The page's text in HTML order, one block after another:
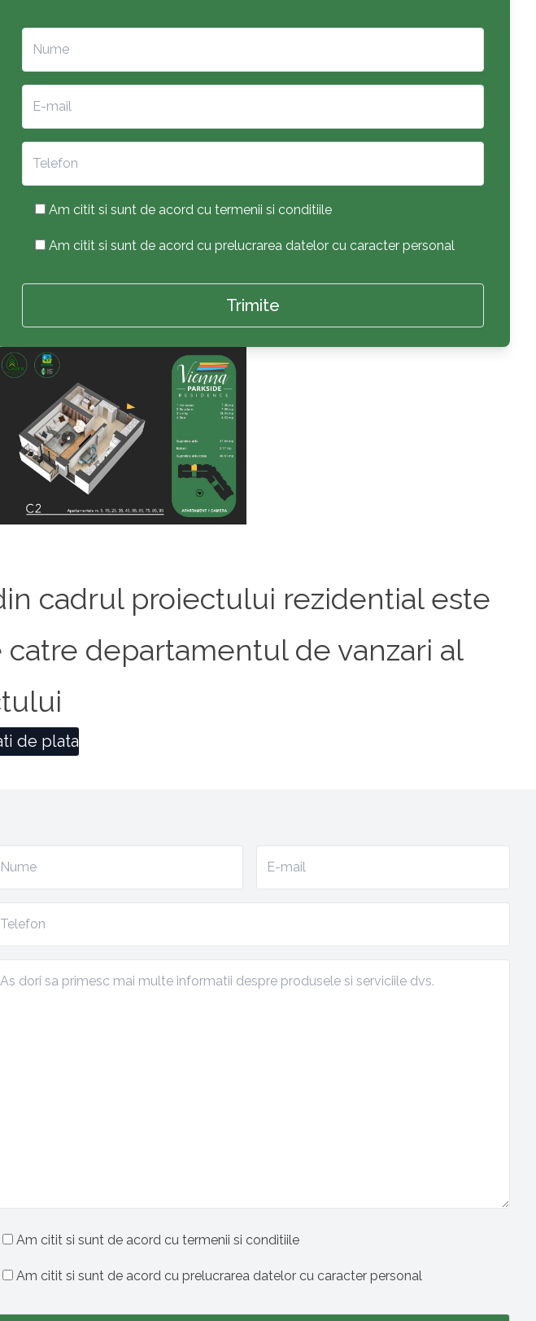
Am citit si sunt de acord cu termenii si conditiile
Am citit si sunt de acord cu prelucrarea datelor cu caracter personal
cadrul proiectului rezidential este
departamentul de vanzari al
de plata
Am citit si sunt de acord cu termenii si conditiile
Am citit si sunt de acord cu prelucrarea datelor cu caracter personal